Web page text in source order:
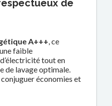
de
A+++, ce
faible
tout en
de lavage optimale.
économies et